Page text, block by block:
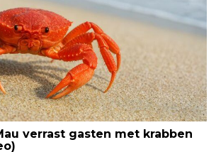
verrast gasten met krabben